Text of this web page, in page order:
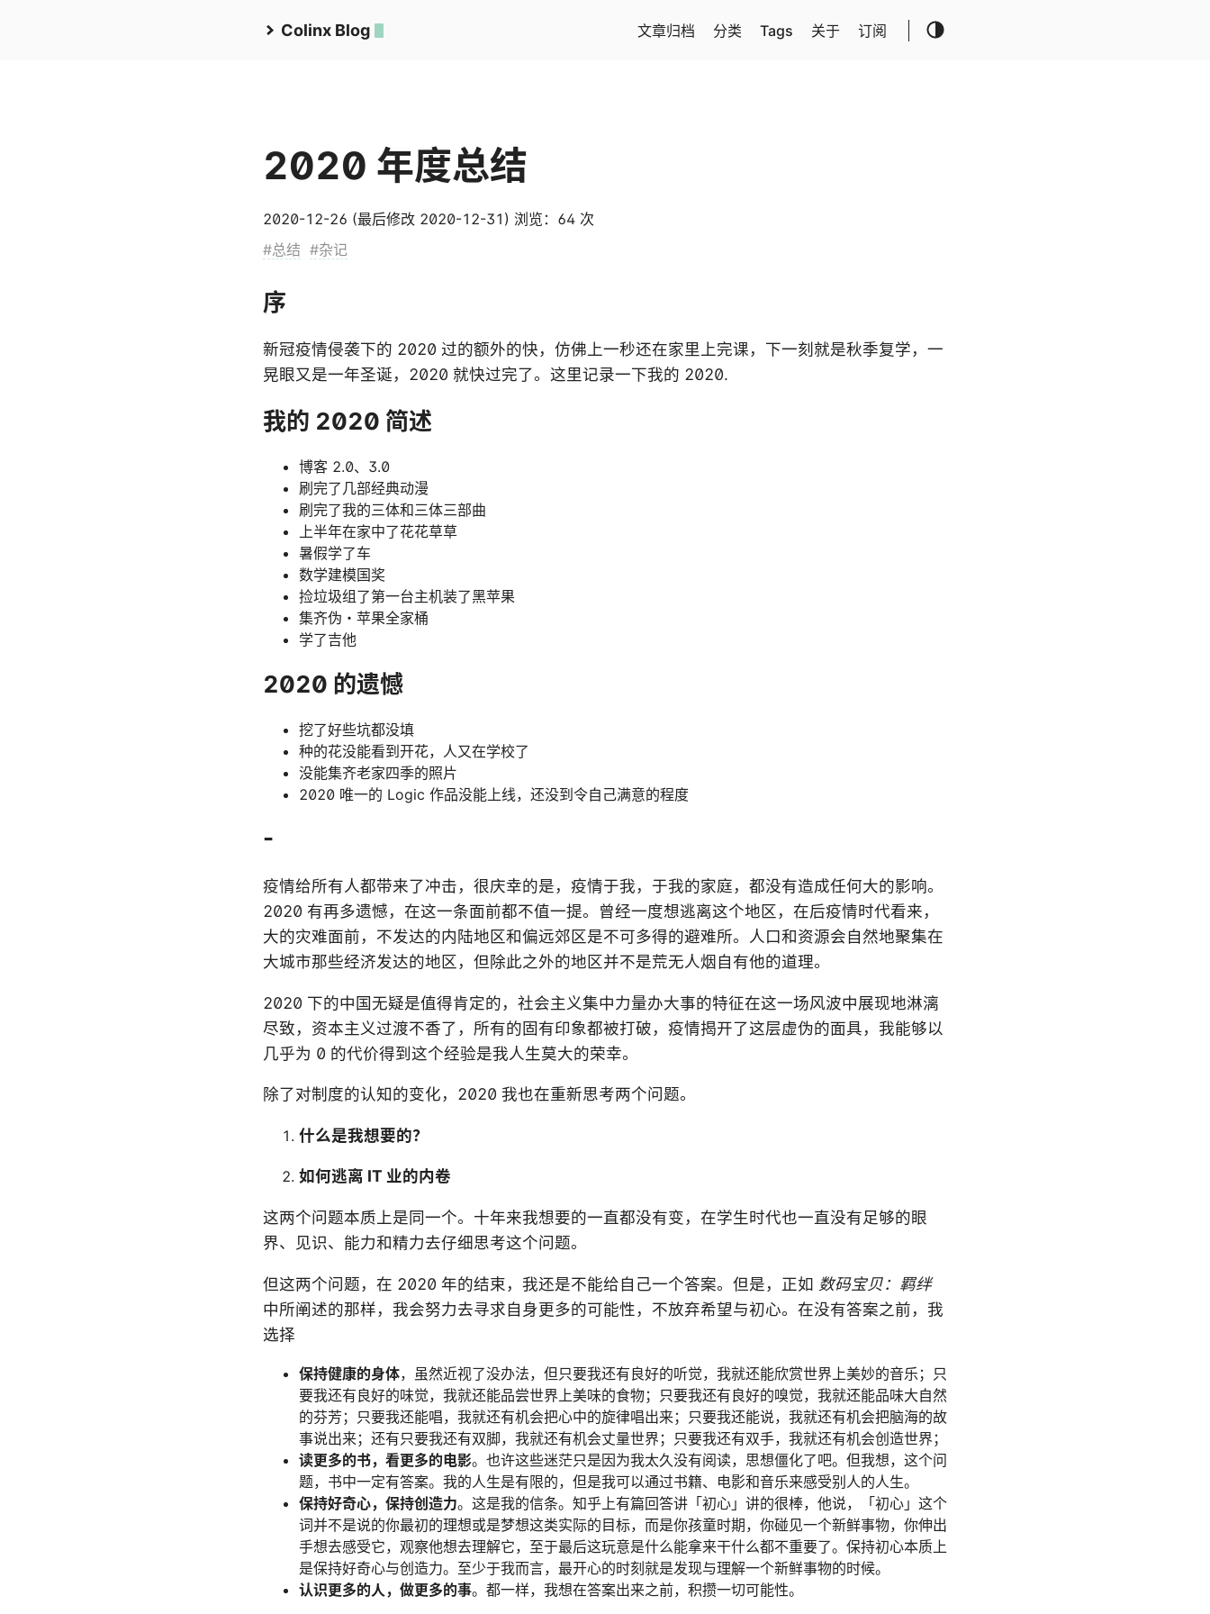
Colinx Blog 文章归档 分类 Tags 关于 订阅
2020 年度总结
2020-12-26 (最后修改 2020-12-31) 浏览： 64 次
#总结 #杂记
序
新冠疫情侵袭下的 2020 过的额外的快，仿佛上一秒还在家里上完课，下一刻就是秋季复学，一
晃眼又是一年圣诞，2020 就快过完了。这里记录一下我的 2020.
我的 2020 简述
博客 2.0、3.0
刷完了几部经典动漫
刷完了我的三体和三体三部曲
上半年在家中了花花草草
暑假学了车
数学建模国奖
捡垃圾组了第一台主机装了黑苹果
集齐伪・苹果全家桶
学了吉他
2020 的遗憾
挖了好些坑都没填
种的花没能看到开花，人又在学校了
没能集齐老家四季的照片
2020 唯一的 Logic 作品没能上线，还没到令自己满意的程度
-
疫情给所有人都带来了冲击，很庆幸的是，疫情于我，于我的家庭，都没有造成任何大的影响。
2020 有再多遗憾，在这一条面前都不值一提。曾经一度想逃离这个地区，在后疫情时代看来，
大的灾难面前，不发达的内陆地区和偏远郊区是不可多得的避难所。人口和资源会自然地聚集在
大城市那些经济发达的地区，但除此之外的地区并不是荒无人烟自有他的道理。
2020 下的中国无疑是值得肯定的，社会主义集中力量办大事的特征在这一场风波中展现地淋漓
尽致，资本主义过渡不香了，所有的固有印象都被打破，疫情揭开了这层虚伪的面具，我能够以
几乎为 0 的代价得到这个经验是我人生莫大的荣幸。
除了对制度的认知的变化，2020 我也在重新思考两个问题。
什么是我想要的？
如何逃离 IT 业的内卷
这两个问题本质上是同一个。十年来我想要的一直都没有变，在学生时代也一直没有足够的眼
界、见识、能力和精力去仔细思考这个问题。
但这两个问题，在 2020 年的结束，我还是不能给自己一个答案。但是，正如 数码宝贝：羁绊
中所阐述的那样，我会努力去寻求自身更多的可能性，不放弃希望与初心。在没有答案之前，我
选择
保持健康的身体，虽然近视了没办法，但只要我还有良好的听觉，我就还能欣赏世界上美妙的音乐；只
要我还有良好的味觉，我就还能品尝世界上美味的食物；只要我还有良好的嗅觉，我就还能品味大自然
的芬芳；只要我还能唱，我就还有机会把心中的旋律唱出来；只要我还能说，我就还有机会把脑海的故
事说出来；还有只要我还有双脚，我就还有机会丈量世界；只要我还有双手，我就还有机会创造世界；
读更多的书，看更多的电影。也许这些迷茫只是因为我太久没有阅读，思想僵化了吧。但我想，这个问
题，书中一定有答案。我的人生是有限的，但是我可以通过书籍、电影和音乐来感受别人的人生。
保持好奇心，保持创造力。这是我的信条。知乎上有篇回答讲「初心」讲的很棒，他说，「初心」这个
词并不是说的你最初的理想或是梦想这类实际的目标，而是你孩童时期，你碰见一个新鲜事物，你伸出
手想去感受它，观察他想去理解它，至于最后这玩意是什么能拿来干什么都不重要了。保持初心本质上
是保持好奇心与创造力。至少于我而言，最开心的时刻就是发现与理解一个新鲜事物的时候。
认识更多的人，做更多的事。都一样，我想在答案出来之前，积攒一切可能性。